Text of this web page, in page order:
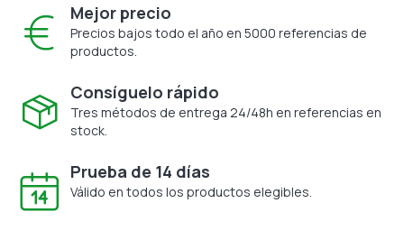
Mejor precio
Precios bajos todo el año en 5000 referencias de
productos.
Consíguelo rápido
Tres métodos de entrega 24/48h en referencias en
stock.
Prueba de 14 días
Válido en todos los productos elegibles.